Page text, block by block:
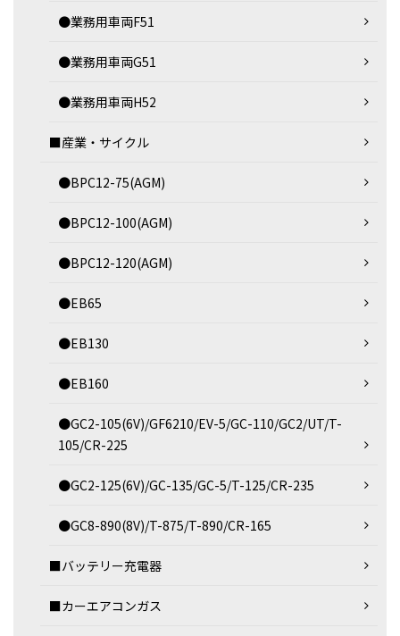
●業務用車両F51
●業務用車両G51
●業務用車両H52
■産業・サイクル
●BPC12-75(AGM)
●BPC12-100(AGM)
●BPC12-120(AGM)
●EB65
●EB130
●EB160
●GC2-105(6V)/GF6210/EV-5/GC-110/GC2/UT/T-
105/CR-225
●GC2-125(6V)/GC-135/GC-5/T-125/CR-235
●GC8-890(8V)/T-875/T-890/CR-165
■バッテリー充電器
■カーエアコンガス